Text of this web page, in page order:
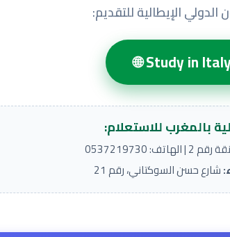
الدولي الإيطالية للتقديم:
بالمغرب للاستعلام:
0537219730
شارع حسن السوكتاني، رقم 21